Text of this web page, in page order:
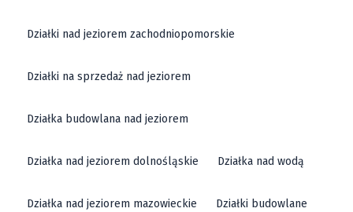
Działki nad jeziorem zachodniopomorskie
Działki na sprzedaż nad jeziorem
Działka budowlana nad jeziorem
Działka nad jeziorem dolnośląskie Działka nad wodą
Działka nad jeziorem mazowieckie Działki budowlane